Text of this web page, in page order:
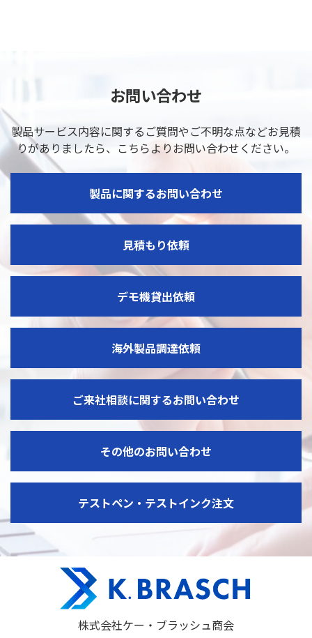
お問い合わせ
製品サービス内容に関するご質問やご不明な点などお見積
りがありましたら、 こちらよりお問い合わせください。
製品に関するお問い合わせ
見積もり依頼
デモ機貸出依頼
海外製品調達依頼
ご来社相談に関するお問い合わせ
その他のお問い合わせ
テストペン・テストインク注文
株式会社ケー・ブラッシュ商会